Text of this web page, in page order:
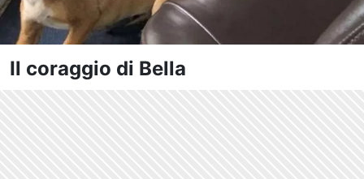
Il coraggio di Bella